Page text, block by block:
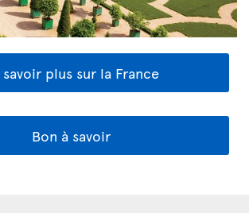
savoir plus sur la France
Bon à savoir